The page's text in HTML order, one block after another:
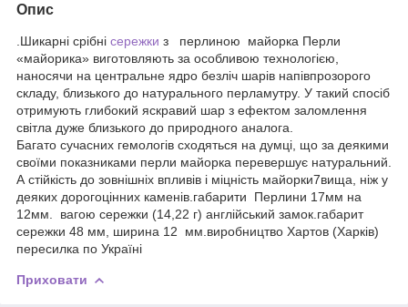
Опис
.Шикарні срібні сережки з перлиною майорка Перли
«майорика» виготовляють за особливою технологією,
наносячи на центральне ядро безліч шарів напівпрозорого
складу, близького до натурального перламутру. У такий спосіб
отримують глибокий яскравий шар з ефектом заломлення
світла дуже близького до природного аналога.
Багато сучасних гемологів сходяться на думці, що за деякими
своїми показниками перли майорка перевершує натуральний.
А стійкість до зовнішніх впливів і міцність майорки7вища, ніж у
деяких дорогоцінних каменів.габарити Перлини 17мм на
12мм. вагою сережки (14,22 г) англійський замок.габарит
сережки 48 мм, ширина 12 мм.виробництво Хартов (Харків)
пересилка по Україні
Приховати